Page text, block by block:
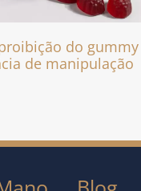
do
de manipulação